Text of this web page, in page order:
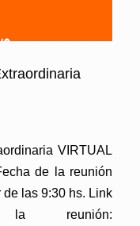
VIRTUAL
de la reunión
las 9:30 hs. Link
reunión: